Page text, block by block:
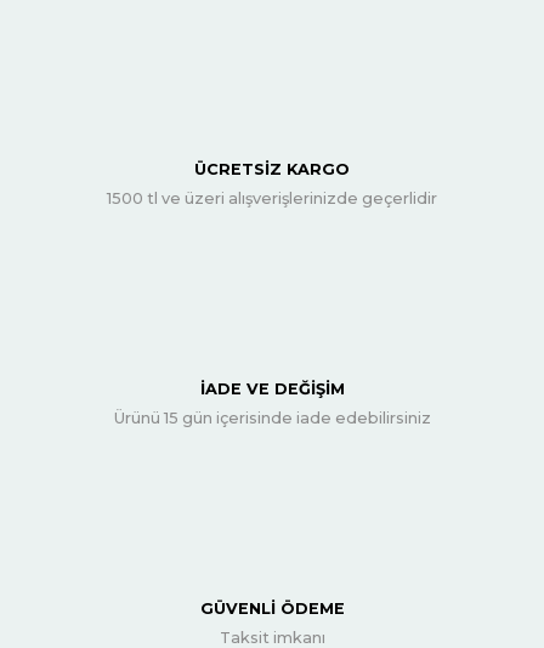
ÜCRETSİZ KARGO
1500 tl ve üzeri alışverişlerinizde geçerlidir
İADE VE DEĞİŞİM
Ürünü 15 gün içerisinde iade edebilirsiniz
GÜVENLİ ÖDEME
Taksit imkanı